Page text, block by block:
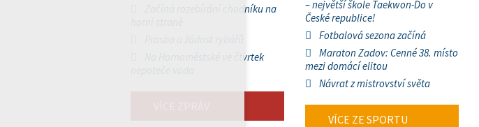
Začíná rozebírání chodníku na
Na Hornoměstské ve čtvrtek
– největší škole Taekwon-Do v
České republice!
Fotbalová sezona začíná
Maraton Zadov: Cenné 38. místo
mezi domácí elitou
Návrat z mistrovství světa
VÍCE ZE SPORTU